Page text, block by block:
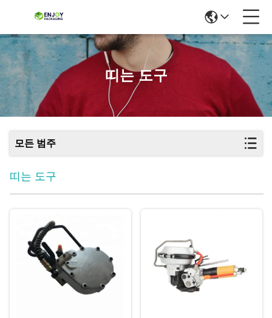
띠는 도구
모든 범주
띠는 도구